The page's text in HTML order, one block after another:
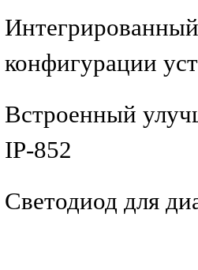
конфигурации
Встроенный
IP‑852
Светодиод для